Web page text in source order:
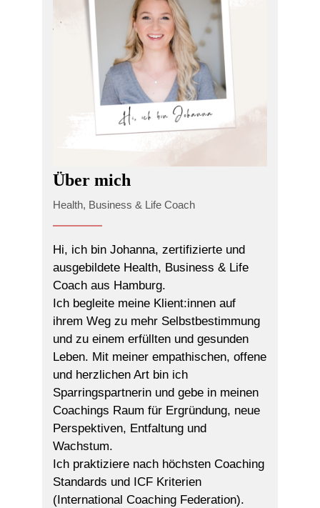
Über mich
Health, Business & Life Coach
Hi, ich bin Johanna, zertifizierte und
ausgebildete Health, Business & Life
Coach aus Hamburg.
Ich begleite meine Klient:innen auf
ihrem Weg zu mehr Selbstbestimmung
und zu einem erfüllten und gesunden
Leben. Mit meiner empathischen, offene
und herzlichen Art bin ich
Sparringspartnerin und gebe in meinen
Coachings Raum für Ergründung, neue
Perspektiven, Entfaltung und
Wachstum.
Ich praktiziere nach höchsten Coaching
Standards und ICF Kriterien
(International Coaching Federation).